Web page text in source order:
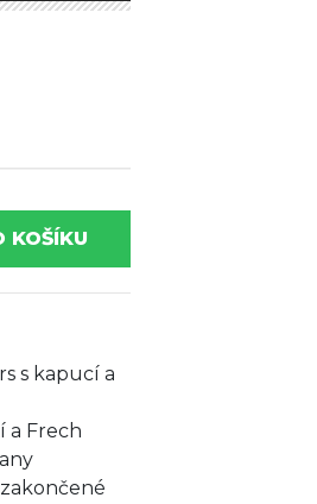
KOŠÍKU
s kapucí a
a Frech